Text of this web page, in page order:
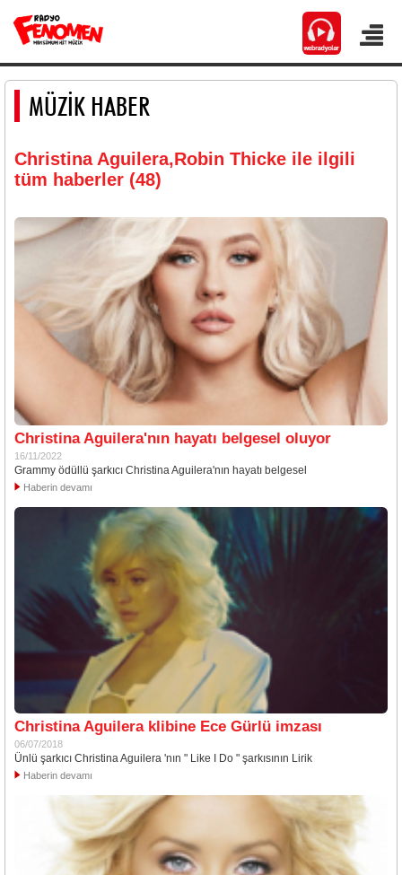
MÜZİK HABER
Christina Aguilera,Robin Thicke ile ilgili
tüm haberler (48)
Christina Aguilera'nın hayatı belgesel oluyor
16/11/2022
Grammy ödüllü şarkıcı Christina Aguilera'nın hayatı belgesel
Haberin devamı
Christina Aguilera klibine Ece Gürlü imzası
06/07/2018
Ünlü şarkıcı Christina Aguilera 'nın " Like I Do " şarkısının Lirik
Haberin devamı